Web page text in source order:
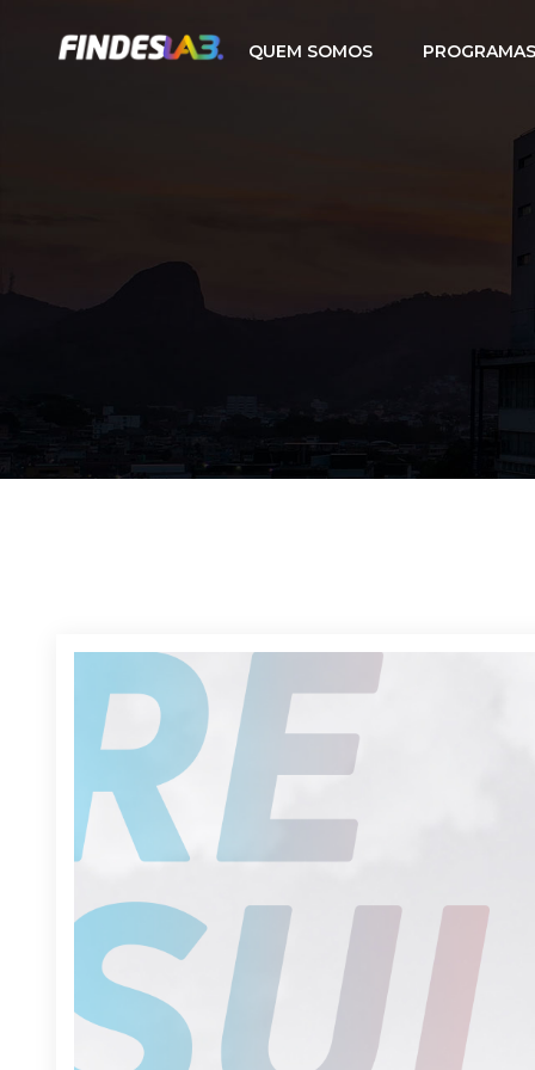
QUEM SOMOS